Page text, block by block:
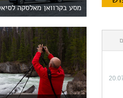
מסע בקרוואן מאלסקה